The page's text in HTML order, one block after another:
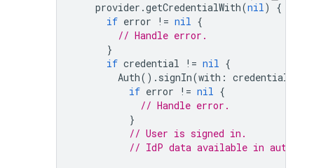
provider .getCredentialWith(nil) {
if error != nil {
// Handle error.
}
if credential != nil {
Auth(). signIn(with : credential
if error != nil {
// Handle error.
}
// User is signed in.
// IdP data available in